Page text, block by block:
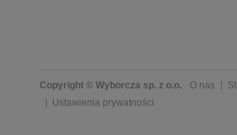
Copyright © Wyborcza sp. z o.o. O nas
Ustawienia prywatności